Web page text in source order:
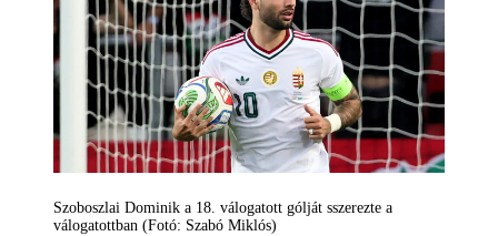
Szoboszlai Dominik a 18. válogatott gólját sszerezte a
válogatottban (Fotó: Szabó Miklós)